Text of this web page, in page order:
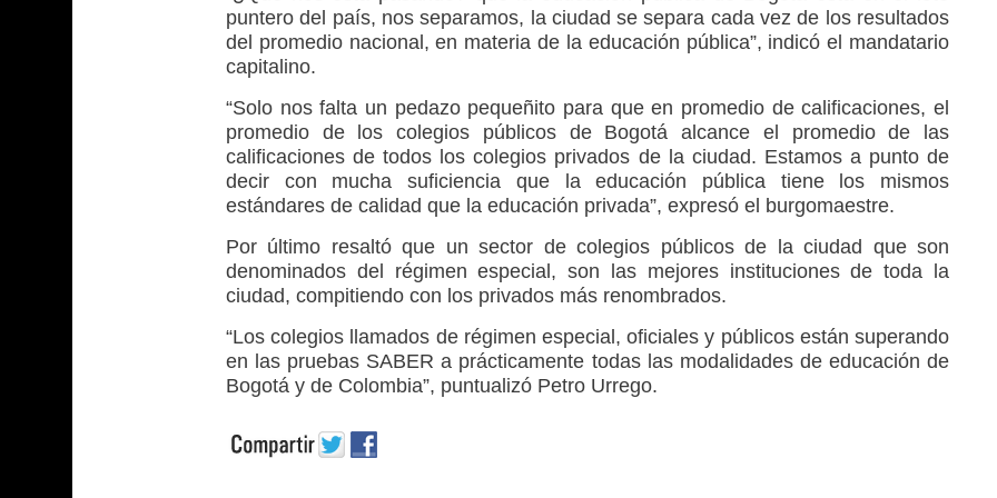
puntero del país, nos separamos, la ciudad se separa cada vez de los resultados
del promedio nacional, en materia de la educación pública”, indicó el mandatario
capitalino.
“Solo nos falta un pedazo pequeñito para que en promedio de calificaciones, el
promedio de los colegios públicos de Bogotá alcance el promedio de las
calificaciones de todos los colegios privados de la ciudad. Estamos a punto de
decir con mucha suficiencia que la educación pública tiene los mismos
estándares de calidad que la educación privada”, expresó el burgomaestre.
Por último resaltó que un sector de colegios públicos de la ciudad que son
denominados del régimen especial, son las mejores instituciones de toda la
ciudad, compitiendo con los privados más renombrados.
“Los colegios llamados de régimen especial, oficiales y públicos están superando
en las pruebas SABER a prácticamente todas las modalidades de educación de
Bogotá y de Colombia”, puntualizó Petro Urrego.